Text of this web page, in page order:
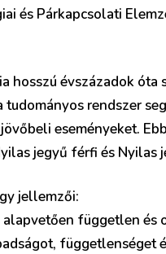
és Párkapcsolati
hosszú évszázadok óta
tudományos rendszer
eseményeket.
jegyű férfi és
jellemzői:
független és